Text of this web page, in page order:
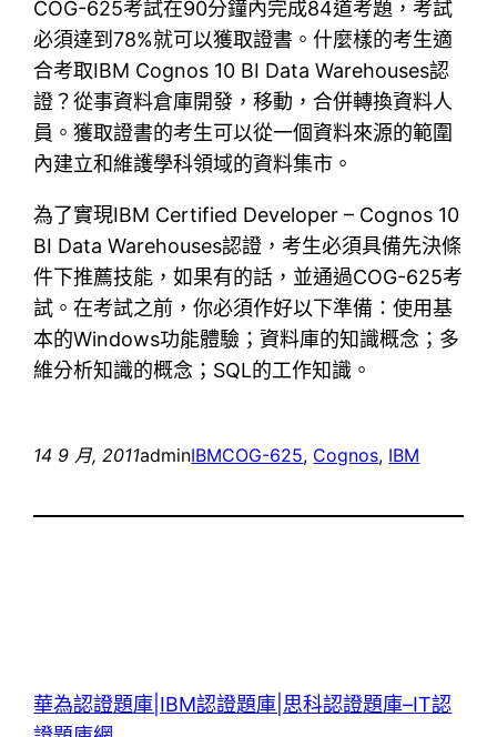
COG-625考試在90分鐘內完成84道考題，考試
必須達到78%就可以獲取證書。什麼樣的考生適
合考取IBM Cognos 10 BI Data Warehouses認
證？從事資料倉庫開發，移動，合併轉換資料人
員。獲取證書的考生可以從一個資料來源的範圍
內建立和維護學科領域的資料集市。
為了實現IBM Certified Developer – Cognos 10
BI Data Warehouses認證，考生必須具備先決條
件下推薦技能，如果有的話，並通過COG-625考
試。在考試之前，你必須作好以下準備：使用基
本的Windows功能體驗；資料庫的知識概念；多
維分析知識的概念；SQL的工作知識。
14 9 月, 2011adminIBMCOG-625, Cognos, IBM
華為認證題庫|IBM認證題庫|思科認證題庫–IT認